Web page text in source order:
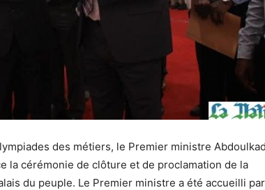
des métiers, le Premier ministre
la cérémonie de clôture et de proclamation de la
du peuple. Le Premier ministre a été accueilli